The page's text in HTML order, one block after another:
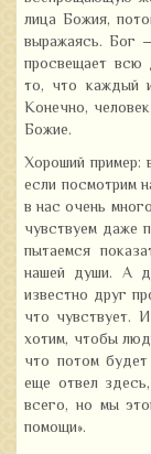
лица Божия,
выражаясь. Бог
просвещает всю
то, что каждый
Конечно,
Божие.
Хороший пример:
если посмотрим
в нас очень
чувствуем даже
пытаемся
нашей души. А
известно друг
что чувствует.
хотим, чтобы
что потом
еще отвел
всего, но мы
помощи».